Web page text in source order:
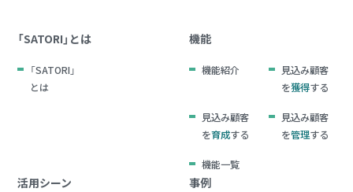
「SATORI」とは
「SATORI」
とは
機能
機能紹介
見込み顧客
を獲得する
見込み顧客
を育成する
見込み顧客
を管理する
機能一覧
活用シーン 事例